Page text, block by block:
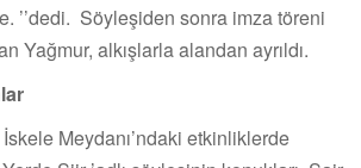
’’dedi. Söyleşiden sonra imza töreni
Yağmur, alkışlarla alandan ayrıldı.
Meydanı’ndaki etkinliklerde